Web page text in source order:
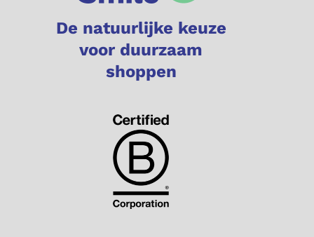
De natuurlijke keuze
voor duurzaam
shoppen